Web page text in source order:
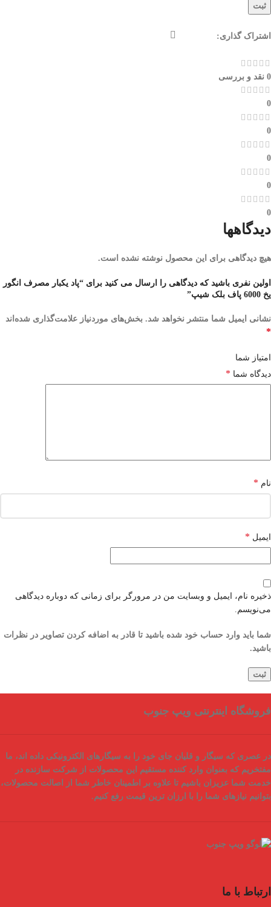
ثبت
اشتراک گذاری:
0 نقد و بررسی
0
0
0
0
0
دیدگاهها
هیچ دیدگاهی برای این محصول نوشته نشده است.
اولین نفری باشید که دیدگاهی را ارسال می کنید برای “پاد یکبار مصرف انگور
یخ 6000 پاف بلک شیپ”
نشانی ایمیل شما منتشر نخواهد شد. بخش‌های موردنیاز علامت‌گذاری شده‌اند
*
امتیاز شما
دیدگاه شما *
نام *
ایمیل *
ذخیره نام، ایمیل و وبسایت من در مرورگر برای زمانی که دوباره دیدگاهی
می‌نویسم.
شما باید وارد حساب خود شده باشید تا قادر به اضافه کردن تصاویر در نظرات
باشید.
فروشگاه اینترنتی ویپ جنوب
در عصری که سیگار و قلیان جای خود را به سیگارهای الکترونیکی داده اند، ما
مفتخریم که بعنوان وارد کننده مستقیم این محصولات از شرکت سازنده در
خدمت شما عزیزان باشیم تا علاوه بر اطمینان خاطر شما از
اصالت محصولات،
بتوانیم نیازهای شما را با ارزان ترین قیمت رفع کنیم.
ارتباط با ما